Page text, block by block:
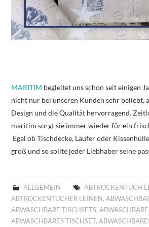
MARITIM begleitet uns schon seit einigen
nicht nur bei unseren Kunden sehr beliebt,
Design und die Qualität hervorragend.
maritim sorgt sie immer wieder für ein
Egal ob Tischdecke, Läufer oder
groß und so sollte jeder Liebhaber seine
ALLGEMEIN ABTROCKENTUCH
ABTROCKENTÜCHER LEINEN ,
ABWASCHBARE TISCHSETS,
ABWASCHBARES TISCHSET,